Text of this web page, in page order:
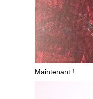
Maintenant !